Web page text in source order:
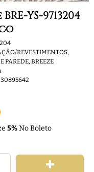
YS-9713204
REVESTIMENTOS,
PAREDE,BREEZE
5%No Boleto